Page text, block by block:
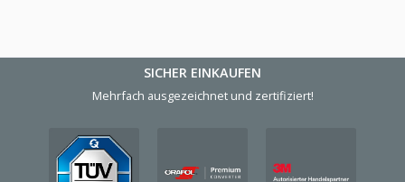
SICHER EINKAUFEN
Mehrfach ausgezeichnet und zertifiziert!